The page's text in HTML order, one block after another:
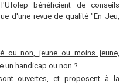
bénéficient de conseils
d'une revue de qualité "En Jeu,
ou non, jeune ou moins jeune,
un handicap ou non ?
ouvertes, et proposent à la